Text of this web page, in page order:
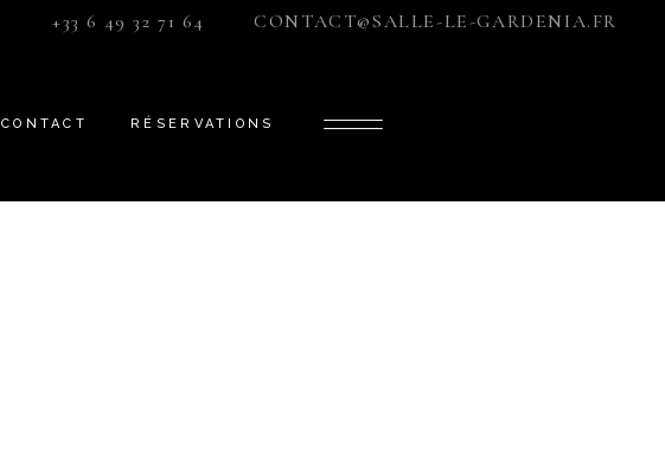
+33 6 49 32 71 64 CONTACT@SALLE-LE-GARDENIA.FR
CONTACT RÉSERVATIONS
« PRESTIGE »